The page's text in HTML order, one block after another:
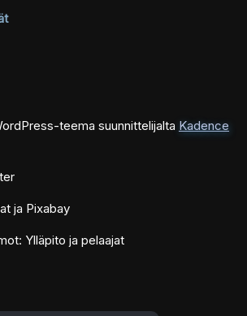
teema suunnittelijalta Kadence
ja Pixabay
Ylläpito ja pelaajat